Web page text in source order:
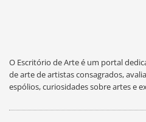
O Escritório de Arte é um portal
de arte de artistas consagrados,
espólios, curiosidades sobre artes e